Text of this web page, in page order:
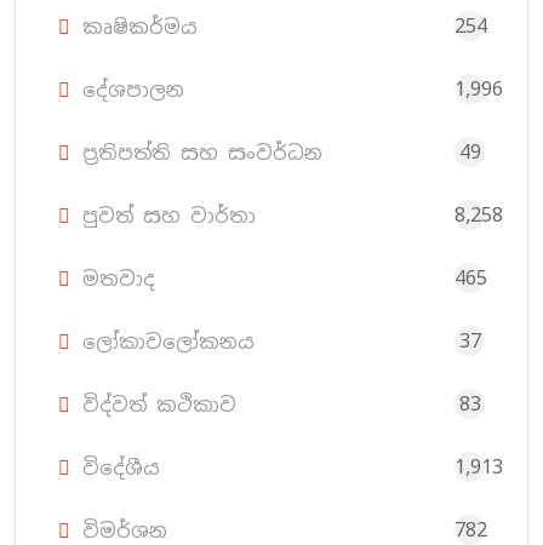
කෘෂිකර්මය 254
දේශපාලන 1,996
ප්‍රතිපත්ති සහ සංවර්ධන 49
පුවත් සහ වාර්තා 8,258
මතවාද 465
ලෝකාවලෝකනය 37
විද්වත් කථිකාව 83
විදේශීය 1,913
විමර්ශන 782